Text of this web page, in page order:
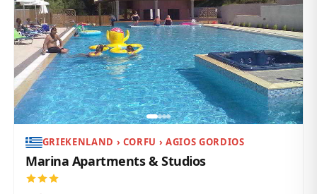
GRIEKENLAND › CORFU › AGIOS GORDIOS
Marina Apartments & Studios